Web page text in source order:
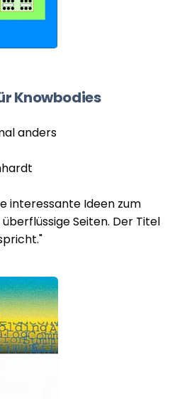
Knowbodies
anders
interessante Ideen zum
Seiten. Der Titel